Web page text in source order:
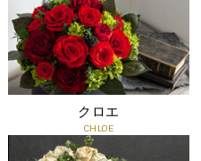
花を加工した商品のため、ひと
異なります。
お花です。直接手で触ると破れ
ってしまうので注意が必要で
クロエ
CHLOE